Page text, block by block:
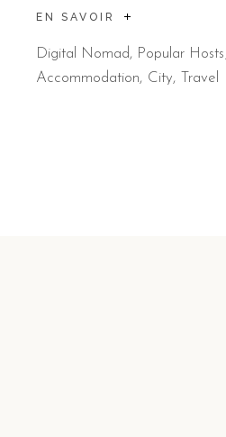
EN SAVOIR
Digital Nomad, Popular Hosts
Accommodation City Travel